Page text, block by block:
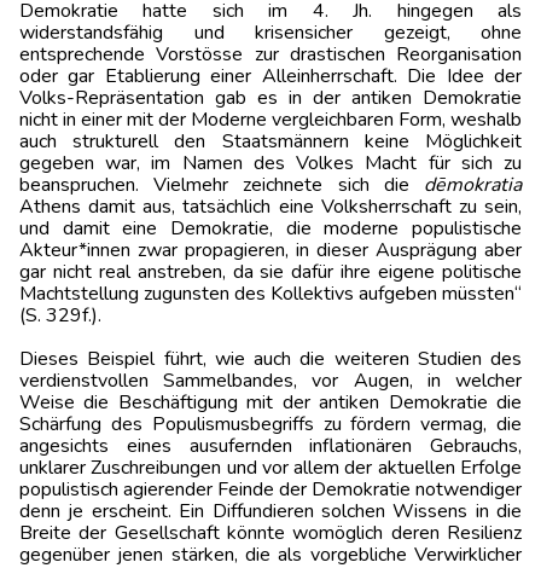
Demokratie hatte sich im 4. Jh. hingegen als
widerstandsfähig und krisensicher gezeigt, ohne
entsprechende Vorstösse zur drastischen Reorganisation
oder gar Etablierung einer Alleinherrschaft. Die Idee der
Volks-Repräsentation gab es in der antiken Demokratie
nicht in einer mit der Moderne vergleichbaren Form, weshalb
auch strukturell den Staatsmännern keine Möglichkeit
gegeben war, im Namen des Volkes Macht für sich zu
beanspruchen. Vielmehr zeichnete sich die dēmokratia
Athens damit aus, tatsächlich eine Volksherrschaft zu sein,
und damit eine Demokratie, die moderne populistische
Akteur*innen zwar propagieren, in dieser Ausprägung aber
gar nicht real anstreben, da sie dafür ihre eigene politische
Machtstellung zugunsten des Kollektivs aufgeben müssten“
(S. 329f.).
Dieses Beispiel führt, wie auch die weiteren Studien des
verdienstvollen Sammelbandes, vor Augen, in welcher
Weise die Beschäftigung mit der antiken Demokratie die
Schärfung des Populismusbegriffs zu fördern vermag, die
angesichts eines ausufernden inflationären Gebrauchs,
unklarer Zuschreibungen und vor allem der aktuellen Erfolge
populistisch agierender Feinde der Demokratie notwendiger
denn je erscheint. Ein Diffundieren solchen Wissens in die
Breite der Gesellschaft könnte womöglich deren Resilienz
gegenüber jenen stärken, die als vorgebliche Verwirklicher